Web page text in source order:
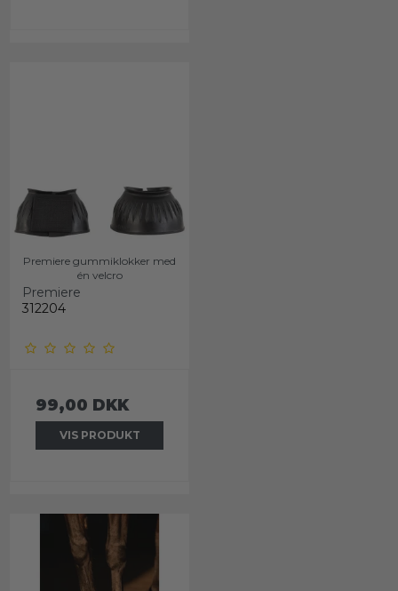
Premiere gummiklokker med
én velcro
Premiere
312204
99,00 DKK
VIS PRODUKT